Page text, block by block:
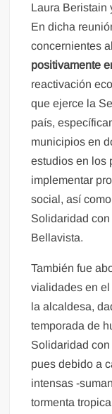
Laura Beristain
En dicha
concernientes
positivamente
reactivación
que ejerce la
país,
municipios en
estudios en los
implementar
social, así
Solidaridad
Bellavista.
También fue
vialidades en
la alcaldesa,
temporada de
Solidaridad
pues debido a
intensas -
tormenta